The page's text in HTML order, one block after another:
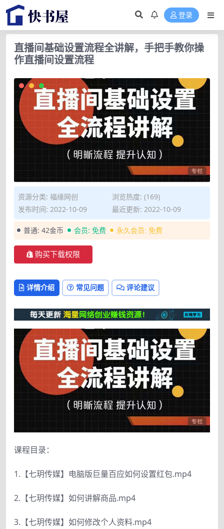
登录
直播间基础设置流程全讲解，手把手教你操
作直播间设置流程
资源分类: 福缘网创
浏览热度: (169)
发布时间: 2022-10-09
最近更新: 2022-10-09
普通: 42金币 会员: 免费 永久会员: 免费
购买下载权限
详情介绍 常见问题 评论建议
课程目录：
1.【七玥传媒】电脑版巨量百应如何设置红包.mp4
2.【七玥传媒】如何讲解商品.mp4
3.【七玥传媒】如何修改个人资料.mp4